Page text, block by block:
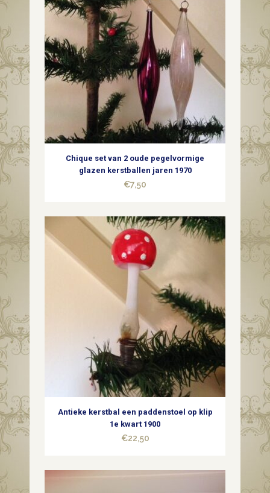
Chique set van 2 oude pegelvormige
glazen kerstballen jaren 1970
€7,50
Antieke kerstbal een paddenstoel op klip
1e kwart 1900
€22,50